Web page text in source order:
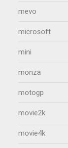
mevo
microsoft
mini
monza
motogp
movie2k
movie4k